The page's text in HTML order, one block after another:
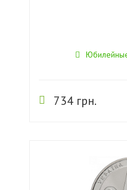
734 грн.